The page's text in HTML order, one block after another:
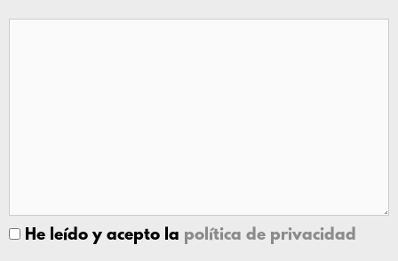
He leído y acepto la política de privacidad